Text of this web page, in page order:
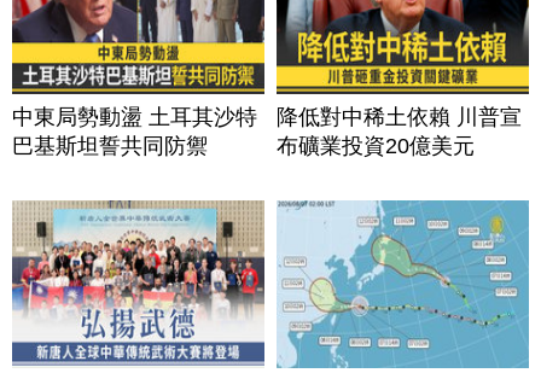
中東局勢動盪 土耳其沙特
巴基斯坦誓共同防禦
降低對中稀土依賴 川普宣
布礦業投資20億美元